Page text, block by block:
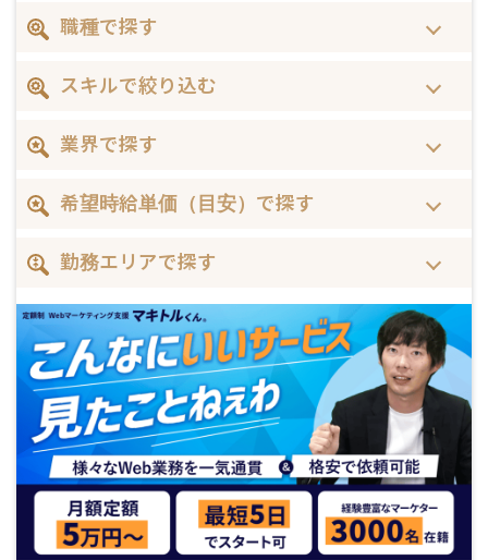
職種で探す
スキルで絞り込む
業界で探す
希望時給単価（目安）で探す
勤務エリアで探す